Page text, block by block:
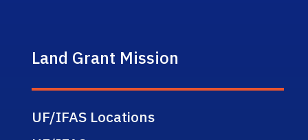
Land Grant Mission
UF/IFAS Locations